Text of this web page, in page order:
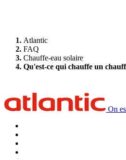
Atlantic
FAQ
Chauffe-eau solaire
Qu'est-ce qui chauffe un
On